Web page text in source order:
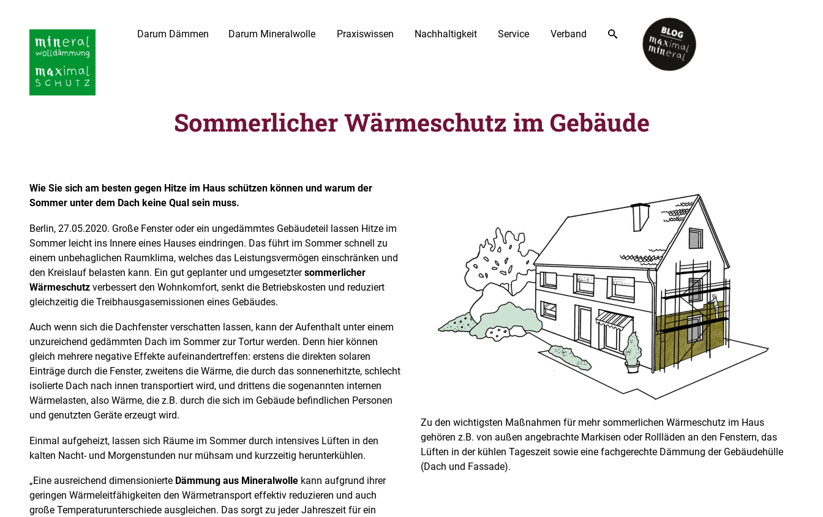
Darum Dämmen Darum Mineralwolle Praxiswissen Nachhaltigkeit Service Verband
Sommerlicher Wärmeschutz im Gebäude
Wie Sie sich am besten gegen Hitze im Haus schützen können und warum der
Sommer unter dem Dach keine Qual sein muss.
Berlin, 27.05.2020. Große Fenster oder ein ungedämmtes Gebäudeteil lassen Hitze im
Sommer leicht ins Innere eines Hauses eindringen. Das führt im Sommer schnell zu
einem unbehaglichen Raumklima, welches das Leistungsvermögen einschränken und
den Kreislauf belasten kann. Ein gut geplanter und umgesetztersommerlicher
Wärmeschutz verbessert den Wohnkomfort, senkt die Betriebskosten und reduziert
gleichzeitig die Treibhausgasemissionen eines Gebäudes.
Auch wenn sich die Dachfenster verschatten lassen, kann der Aufenthalt unter einem
unzureichend gedämmten Dach im Sommer zur Tortur werden. Denn hier können
gleich mehrere negative Effekte aufeinandertreffen: erstens die direkten solaren
Einträge durch die Fenster, zweitens die Wärme, die durch das sonnenerhitzte, schlecht
isolierte Dach nach innen transportiert wird, und drittens die sogenannten internen
Wärmelasten, also Wärme, die z.B. durch die sich im Gebäude befindlichen Personen
und genutzten Geräte erzeugt wird.
Einmal aufgeheizt, lassen sich Räume im Sommer durch intensives Lüften in den
kalten Nacht- und Morgenstunden nur mühsam und kurzzeitig herunterkühlen.
„Eine ausreichend dimensionierte Dämmung aus Mineralwolle kann aufgrund ihrer
geringen Wärmeleitfähigkeiten den Wärmetransport effektiv reduzieren und auch
große Temperaturunterschiede ausgleichen. Das sorgt zu jeder Jahreszeit für ein
Zu den wichtigsten Maßnahmen für mehr sommerlichen Wärmeschutz im Haus
gehören z.B. von außen angebrachte Markisen oder Rollläden an den Fenstern, das
Lüften in der kühlen Tageszeit sowie eine fachgerechte Dämmung der Gebäudehülle
(Dach und Fassade).